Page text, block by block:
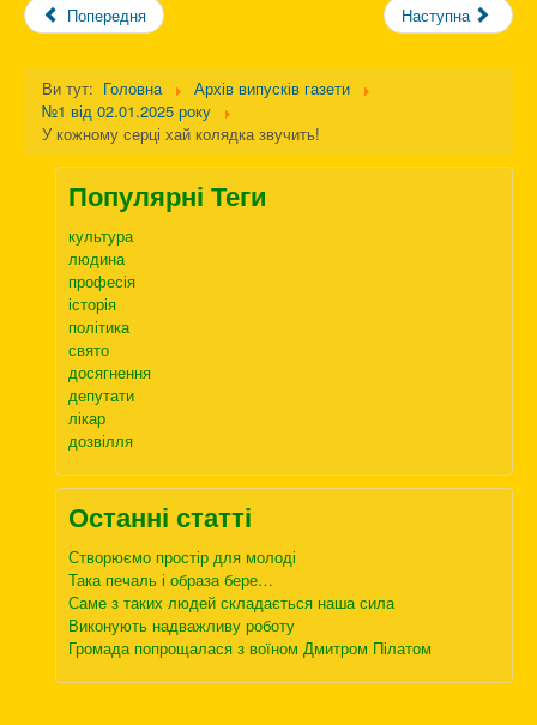
Попередня Наступна
Ви тут: Головна
Архів випусків газети
№1 від 02.01.2025 року
У кожному серці хай колядка звучить!
Популярні Теги
культура
людина
професія
історія
політика
свято
досягнення
депутати
лікар
дозвілля
Останні статті
Створюємо простір для молоді
Така печаль і образа бере…
Саме з таких людей складається наша сила
Виконують надважливу роботу
Громада попрощалася з воїном Дмитром Пілатом